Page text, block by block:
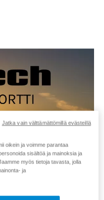
oikein ja voimme parantaa
sisältöä ja mainoksia ja
myös tietoja tavasta, jolla
ja
Jatka vain välttämättömillä evästeillä